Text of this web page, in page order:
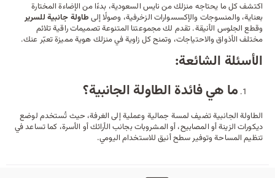
اكتشف كل ما يحتاجه منزلك من نايس السعودية، بدءًا من الإضاءة المختارة
بعناية، والمنسوجات والإكسسوارات الزخرفية، وصولًا إلىطاولة جانبية للسرير
وقطع الجلوس الأنيقة. تقدم لك مجموعتنا المتنوعة تصميمات راقية تلائم
مختلف الأذواق والاحتياجات، وتمنح كل زاوية في منزلك هوية مميزة تعبّر عنك.
الأسئلة الشائعة:
ما هي فائدة الطاولة الجانبية؟
الطاولة الجانبية تضيف لمسة جمالية وعملية إلى الغرفة، حيث تُستخدم لوضع
ديكورات الزينة أو المصابيح، أو المشروبات بجانب الأرائك أو الأسرة، كما تساعد في
تنظيم المساحة وتوفير سطح أنيق للاستخدام اليومي.